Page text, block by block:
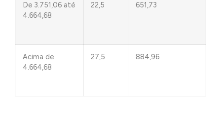
De 3.751,06 até
4.664,68
22,5 651,73
Acima de
4.664,68
27,5 884,96